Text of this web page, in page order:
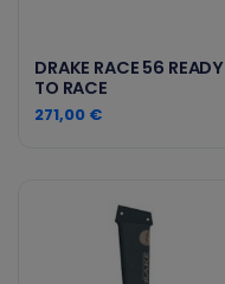
DRAKE RACE 56 READY
TO RACE
271,00 €